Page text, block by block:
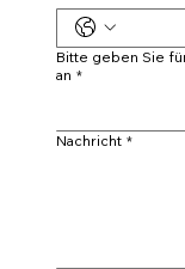
Bitte geben Sie
an *
Nachricht *